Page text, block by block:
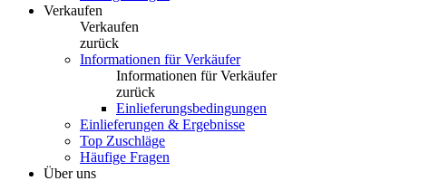
Verkaufen
Verkaufen
zurück
Informationen für Verkäufer
Informationen für Verkäufer
zurück
Einlieferungsbedingungen
Einlieferungen & Ergebnisse
Top Zuschläge
Häufige Fragen
Über uns